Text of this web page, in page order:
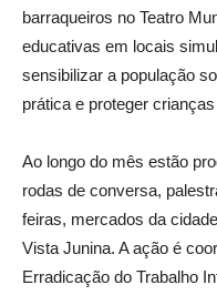
barraqueiros no Teatro
educativas em locais
sensibilizar a população
prática e proteger
Ao longo do mês estão
rodas de conversa,
feiras, mercados da
Vista Junina. A ação é
Erradicação do Trabalho